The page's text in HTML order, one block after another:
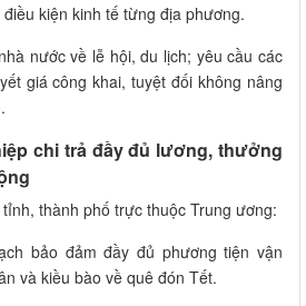
kiện kinh tế từng địa phương.
nước về lễ hội, du lịch; yêu cầu các
giá công khai, tuyệt đối không nâng
chi trả đầy đủ lương, thưởng
thành phố trực thuộc Trung ương:
bảo đảm đầy đủ phương tiện vận
và kiều bào về quê đón Tết.